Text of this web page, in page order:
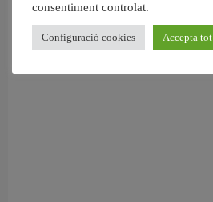
consentiment controlat.
Configuració cookies Accepta tot